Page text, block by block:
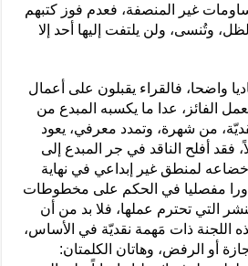
غير المنصفة، فعدم فوز كتبهم
وتُنسى، ولن يلتفت إليها أحد إلا
واضحا، فالقراء يقبلون على أعمال
الفائز، عدا ما يكسبه المبدع من
من شهرة، وتمدد معرفي، يعود
فقد أفلح الناقد في جر المبدع إلى
إخضاعه لمنطق غير إبداعي في نهاية
دورا مفصليا في الحكم على مخطوطات
التي تحترم عملها، فلا بد من أن
اللجنة ذات مَهمة نقديّة في الأساس،
أو الرفض، وهاتان الكلمتان: